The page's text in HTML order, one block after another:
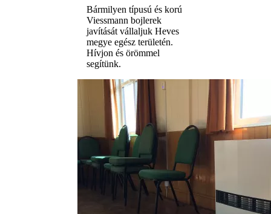
Bármilyen típusú és korú
Viessmann bojlerek
javítását vállaljuk Heves
megye egész területén.
Hívjon és örömmel
segítünk.